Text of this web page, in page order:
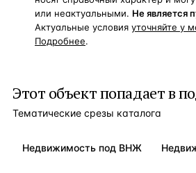
или неактуальными. Не является
Актуальные условия уточняйте у
Подробнее.
Этот объект попадает в
Тематические срезы каталога
Недвижимость под ВНЖ